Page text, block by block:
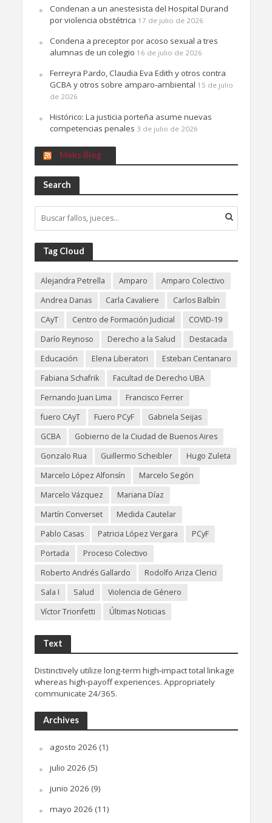
Condenan a un anestesista del Hospital Durand
por violencia obstétrica 17 de julio de 2026
Condena a preceptor por acoso sexual a tres
alumnas de un colegio 16 de julio de 2026
Ferreyra Pardo, Claudia Eva Edith y otros contra
GCBA y otros sobre amparo-ambiental 15 de julio
de 2026
Histórico: La justicia porteña asume nuevas
competencias penales 3 de julio de 2026
Meks Blog
Search
Tag Cloud
Alejandra Petrella Amparo
Amparo Colectivo
Andrea Danas
Carla Cavaliere
Carlos Balbín
CAyT
Centro de Formación Judicial
COVID-19
Darío Reynoso
Derecho a la Salud
Destacada
Educación
Elena Liberatori
Esteban Centanaro
Fabiana Schafrik
Facultad de Derecho UBA
Fernando Juan Lima
Francisco Ferrer
fuero CAyT
Fuero PCyF
Gabriela Seijas
GCBA
Gobierno de la Ciudad de Buenos Aires
Gonzalo Rua
Guillermo Scheibler
Hugo Zuleta
Marcelo López Alfonsín
Marcelo Segón
Marcelo Vázquez
Mariana Díaz
Martín Converset
Medida Cautelar
Pablo Casas
Patricia López Vergara
PCyF
Portada
Proceso Colectivo
Roberto Andrés Gallardo
Rodolfo Ariza Clerici
Sala I
Salud
Violencia de Género
Víctor Trionfetti
Últimas Noticias
Text
Distinctively utilize long-term high-impact total linkage
whereas high-payoff experiences. Appropriately
communicate 24/365.
Archives
agosto 2026 (1)
julio 2026 (5)
junio 2026 (9)
mayo 2026 (11)